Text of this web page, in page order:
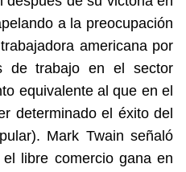
a la preocupación
americana por
de trabajo en el sector
equivalente al que en el
determinado el éxito del
Mark Twain señaló
libre comercio gana en